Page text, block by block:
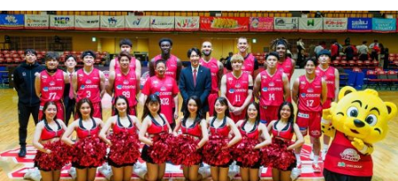
移
動
動